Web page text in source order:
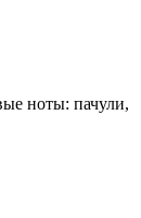
ноты: пачули,